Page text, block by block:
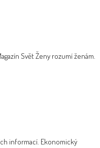
Svět Ženy rozumí ženám.
informací. Ekonomický